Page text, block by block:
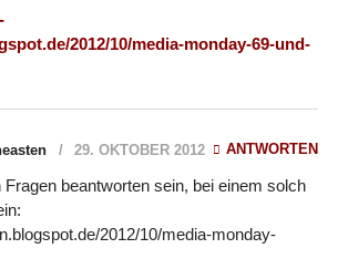
2012/10/media-monday-69-und-
29. OKTOBER 2012 ANTWORTEN
beantworten sein, bei einem solch
2012/10/media-monday-